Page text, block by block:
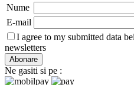
Nume
E-mail
I agree to my submitted data
newsletters
Ne gasiti si pe :